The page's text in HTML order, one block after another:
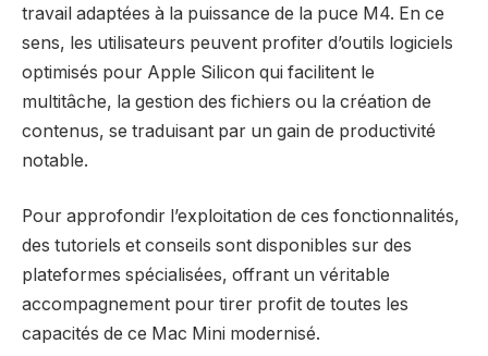
travail adaptées à la puissance de la puce M4. En ce
sens, les utilisateurs peuvent profiter d’outils logiciels
optimisés pour Apple Silicon qui facilitent le
multitâche, la gestion des fichiers ou la création de
contenus, se traduisant par un gain de productivité
notable.
Pour approfondir l’exploitation de ces fonctionnalités,
des tutoriels et conseils sont disponibles sur des
plateformes spécialisées, offrant un véritable
accompagnement pour tirer profit de toutes les
capacités de ce Mac Mini modernisé.